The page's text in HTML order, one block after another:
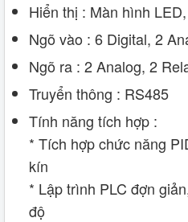
Hiển thị : Màn hình
Ngõ vào : 6 Digital, 2
Ngõ ra : 2 Analog, 2
Truyển thông : RS485
Tính năng tích hợp :
* Tích hợp chức năng
kín
* Lập trình PLC đợn
độ